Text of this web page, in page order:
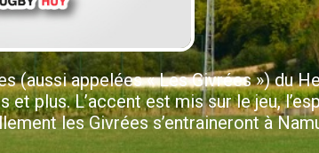
(aussi appelées « Les Givrées ») du
et plus. L’accent est mis sur le jeu,
les Givrées s’entraineront à